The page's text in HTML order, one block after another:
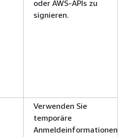
oder AWS-APIs zu
signieren.
Verwenden Sie
temporäre
Anmeldeinformationen,